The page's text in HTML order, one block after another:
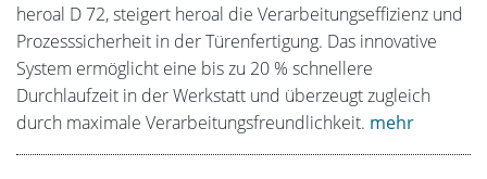
heroal D 72, steigert heroal die Verarbeitungseffizienz und
Prozesssicherheit in der Türenfertigung. Das innovative
System ermöglicht eine bis zu 20 % schnellere
Durchlaufzeit in der Werkstatt und überzeugt zugleich
durch maximale Verarbeitungsfreundlichkeit. mehr